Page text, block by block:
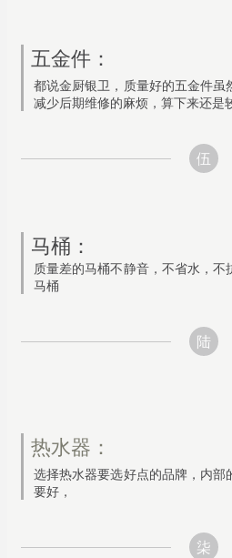
五金件：
都说金厨银卫，质量好的五金件虽
减少后期维修的麻烦，算下来还是
伍
马桶：
质量差的马桶不静音，不省水，
马桶
陆
热水器：
选择热水器要选好点的品牌，内部
要好，
柒